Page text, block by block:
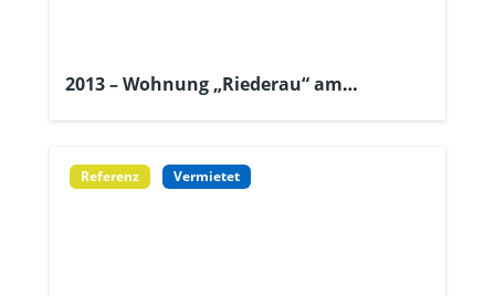
2013 – Wohnung „Riederau“ am
Referenz Vermietet